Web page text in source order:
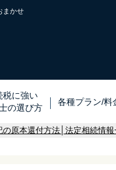
まかせ
税に強い
の選び方
各種プラン/料
の原本還付方法│法定相続情